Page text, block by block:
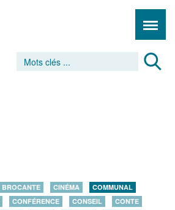
BROCANTE CINÉMA
COMMUNAL
CONFÉRENCE CONSEIL
CONTE